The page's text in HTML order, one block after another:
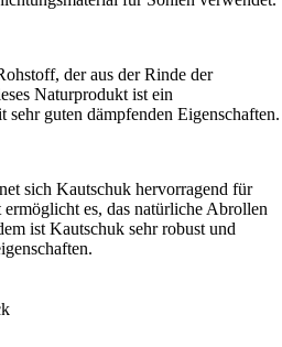
der aus der Rinde der
Naturprodukt ist ein
sehr guten dämpfenden Eigenschaften.
sich Kautschuk hervorragend für
es, das natürliche Abrollen
ist Kautschuk sehr robust und